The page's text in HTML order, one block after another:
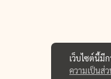
เว็บไซต์นี้มี
ความเป็นส่